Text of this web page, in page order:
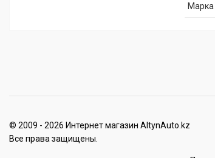
Марка
© 2009 - 2026 Интернет магазин AltynAuto.kz
Все права защищены.